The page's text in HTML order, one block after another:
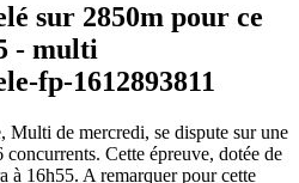
sur 2850m pour ce
- multi
de mercredi, se dispute sur une
Cette épreuve, dotée de
à 16h55. A remarquer pour cette